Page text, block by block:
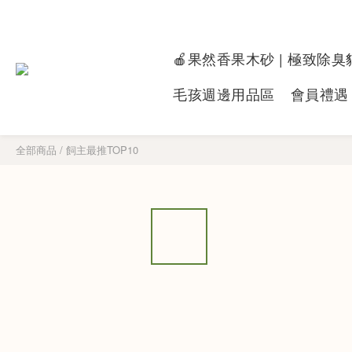
🍎果然香果木砂 | 極致除臭
毛孩週邊用品區
會員禮遇
全部商品 / 飼主最推TOP10